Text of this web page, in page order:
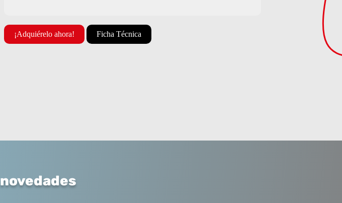
¡Adquiérelo ahora! Ficha Técnica